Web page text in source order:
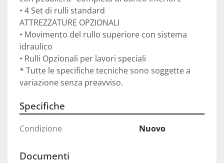
• 4 Set di rulli standard
ATTREZZATURE OPZIONALI
• Movimento del rullo superiore con sistema
idraulico
• Rulli Opzionali per lavori speciali
* Tutte le specifiche tecniche sono soggette a
variazione senza preavviso.
Specifiche
Condizione Nuovo
Documenti